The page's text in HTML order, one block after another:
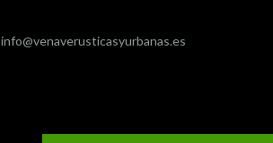
info@venaverusticasyurbanas.es